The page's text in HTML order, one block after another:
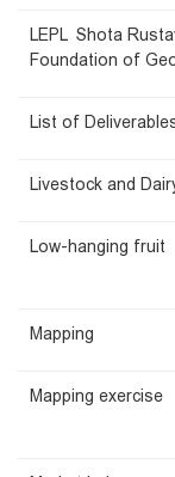
LEPL Shota
Foundation of
List of
Livestock and
Low-hanging fruit
Mapping
Mapping exercise